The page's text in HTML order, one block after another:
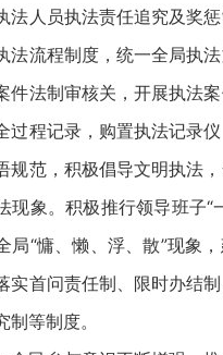
法人员执法责任追究及奖
法流程制度，统一全局执法
件法制审核关，开展执法案
过程记录，购置执法记录
规范，积极倡导文明执法
现象。积极推行领导班子“
局“慵、懒、浮、散”现象
实首问责任制、限时办结
制等制度。